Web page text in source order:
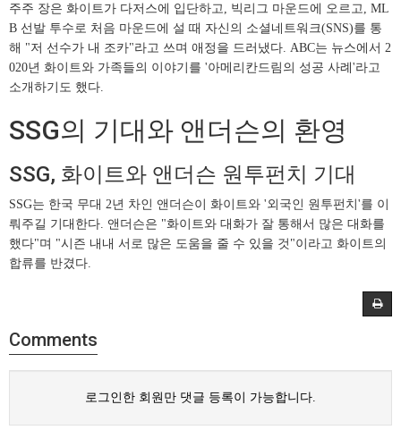
주주 장은 화이트가 다저스에 입단하고, 빅리그 마운드에 오르고, ML
B 선발 투수로 처음 마운드에 설 때 자신의 소셜네트워크(SNS)를 통
해 "저 선수가 내 조카"라고 쓰며 애정을 드러냈다. ABC는 뉴스에서 2
020년 화이트와 가족들의 이야기를 '아메리칸드림의 성공 사례'라고
소개하기도 했다.
SSG의 기대와 앤더슨의 환영
SSG, 화이트와 앤더슨 원투펀치 기대
SSG는 한국 무대 2년 차인 앤더슨이 화이트와 '외국인 원투펀치'를 이
뤄주길 기대한다. 앤더슨은 "화이트와 대화가 잘 통해서 많은 대화를
했다"며 "시즌 내내 서로 많은 도움을 줄 수 있을 것"이라고 화이트의
합류를 반겼다.
Comments
로그인한 회원만 댓글 등록이 가능합니다.